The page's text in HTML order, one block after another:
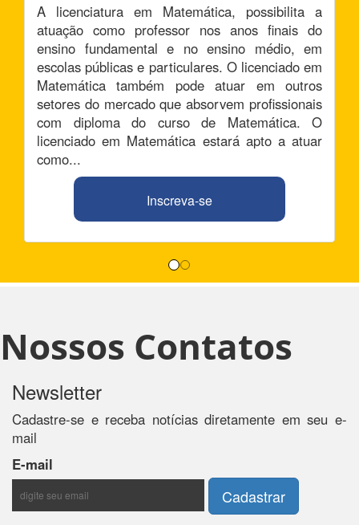
A licenciatura em Matemática, possibilita a
atuação como professor nos anos finais do
ensino fundamental e no ensino médio, em
escolas públicas e particulares. O licenciado em
Matemática também pode atuar em outros
setores do mercado que absorvem profissionais
com diploma do curso de Matemática. O
licenciado em Matemática estará apto a atuar
como...
Inscreva-se
Nossos Contatos
Newsletter
Cadastre-se e receba notícias diretamente em seu e-
mail
E-mail